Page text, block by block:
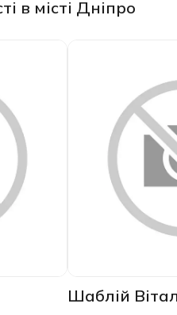
в місті Дніпро
Шаблій